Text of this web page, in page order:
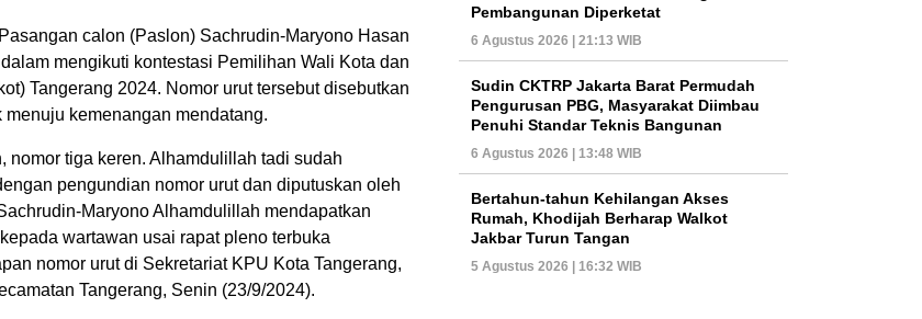
calon (Paslon) Sachrudin-Maryono Hasan
mengikuti kontestasi Pemilihan Wali Kota dan
Tangerang 2024. Nomor urut tersebut disebutkan
kemenangan mendatang.
nomor tiga keren. Alhamdulillah tadi sudah
pengundian nomor urut dan diputuskan oleh
Maryono Alhamdulillah mendapatkan
wartawan usai rapat pleno terbuka
nomor urut di Sekretariat KPU Kota Tangerang,
Tangerang, Senin (23/9/2024).
Pembangunan Diperketat
6 Agustus 2026 | 21:13 WIB
Sudin CKTRP Jakarta Barat Permudah
Pengurusan PBG, Masyarakat Diimbau
Penuhi Standar Teknis Bangunan
6 Agustus 2026 | 13:48 WIB
Bertahun-tahun Kehilangan Akses
Rumah, Khodijah Berharap Walkot
Jakbar Turun Tangan
5 Agustus 2026 | 16:32 WIB